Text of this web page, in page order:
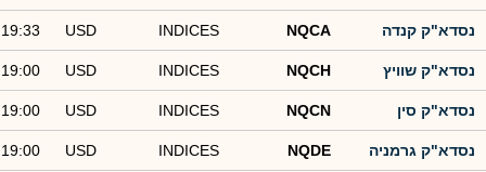
נסדא"ק קנדה NQCA
INDICES
USD
19:33
נסדא"ק שוויץ NQCH
INDICES
USD
19:00
נסדא"ק סין NQCN
INDICES
USD
19:00
נסדא"ק גרמניה NQDE
INDICES
USD
19:00